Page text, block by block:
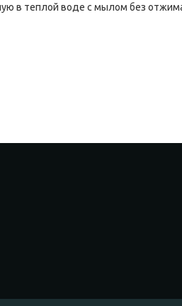
в теплой воде с мылом без